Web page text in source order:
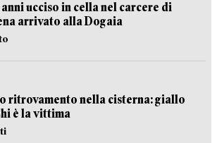
ucciso in cella nel carcere di
arrivato alla Dogaia
ritrovamento nella cisterna: giallo
è la vittima